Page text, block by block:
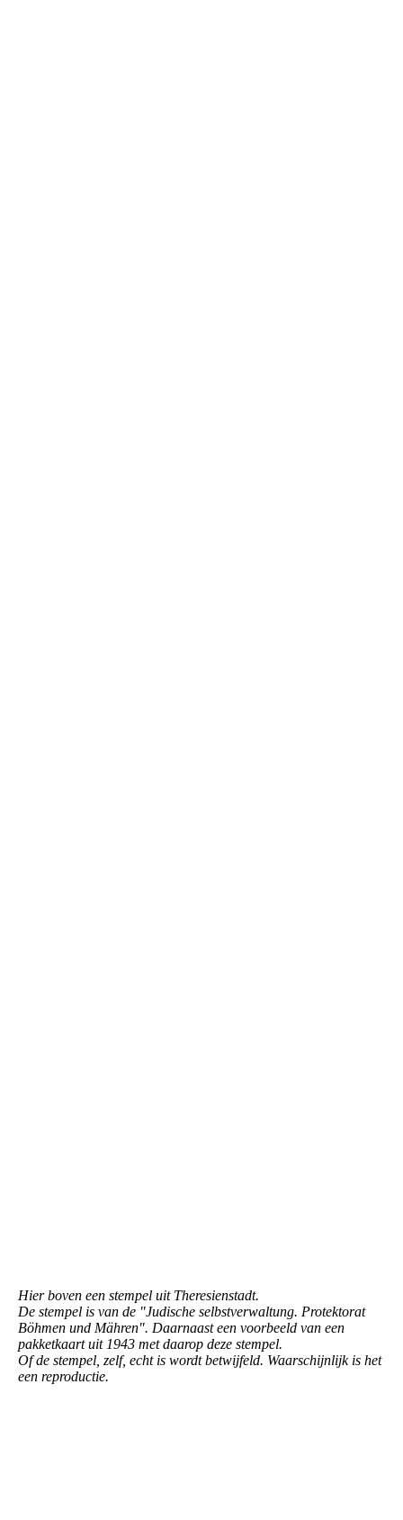
Hier boven een stempel uit Theresienstadt.
De stempel is van de "Judische selbstverwaltung. Protektorat
Böhmen und Mähren". Daarnaast een voorbeeld van een
pakketkaart uit 1943 met daarop deze stempel.
Of de stempel, zelf, echt is wordt betwijfeld. Waarschijnlijk is het
een reproductie.